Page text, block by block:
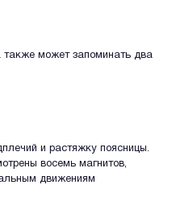
также может запоминать два
и растяжку поясницы.
восемь магнитов,
движениям